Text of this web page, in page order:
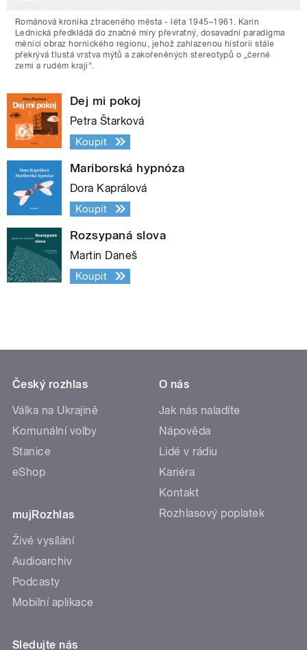
Románová kronika ztraceného města - léta 1945–1961. Karin
Lednická předkládá do značné míry převratný, dosavadní paradigma
měnící obraz hornického regionu, jehož zahlazenou historii stále
překrývá tlustá vrstva mýtů a zakořeněných stereotypů o „černé
zemi a rudém kraji“.
Dej mi pokoj
Petra Štarková
Koupit
Mariborská hypnóza
Dora Kaprálová
Koupit
Rozsypaná slova
Martin Daneš
Koupit
Český rozhlas
Válka na Ukrajině
Komunální volby
Stanice
eShop
mujRozhlas
Živé vysílání
Audioarchiv
Podcasty
Mobilní aplikace
O nás
Jak nás naladíte
Nápověda
Lidé v rádiu
Kariéra
Kontakt
Rozhlasový poplatek
Sledujte nás